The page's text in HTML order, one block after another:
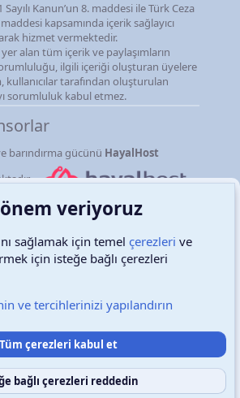
Kanun’un 8. maddesi ile Türk Ceza
kapsamında içerik sağlayıcı
hizmet vermektedir.
alan tüm içerik ve paylaşımların
ilgili içeriği oluşturan üyelere
kullanıcılar tarafından oluşturulan
sorumluluk kabul etmez.
barındırma gücünü HayalHost
Çerezler
Bize ulaşın Şartlar ve kurallar
Yardım Ana sayfa
S
© 2026 XenWp Telif Hakları Saklıdır
veriyoruz
sağlamak için temel çerezleri ve
için isteğe bağlı çerezleri
ve tercihlerinizi yapılandırın
Tüm çerezleri kabul et
bağlı çerezleri reddedin